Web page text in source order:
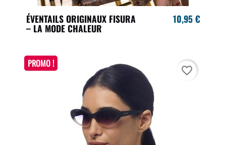
ÉVENTAILS ORIGINAUX FISURA
– LA MODE CHALEUR
10,95 €
PROMO !
favorite_border